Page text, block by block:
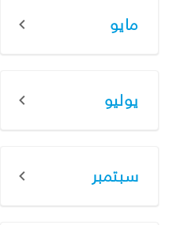
مايو
يوليو
سبتمبر